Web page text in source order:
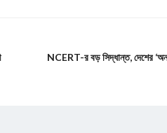
NCERT-র বড় সিদ্ধান্ত, দেশের